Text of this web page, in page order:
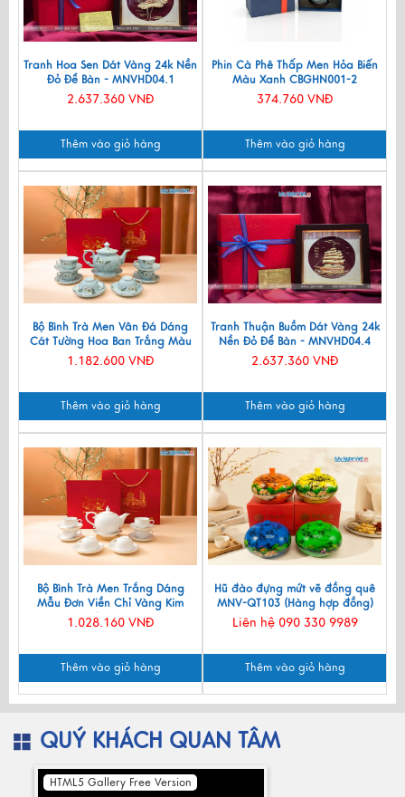
Tranh Hoa Sen Dát Vàng 24k Nền
Đỏ Để Bàn - MNVHD04.1
2.637.360 VNĐ
Thêm vào giỏ hàng
Phin Cà Phê Thấp Men Hỏa Biến
Màu Xanh CBGHN001-2
374.760 VNĐ
Thêm vào giỏ hàng
Bộ Bình Trà Men Vân Đá Dáng
Cát Tường Hoa Ban Trắng Màu
Xanh Lam VBT12/8
1.182.600 VNĐ
Thêm vào giỏ hàng
Tranh Thuận Buồm Dát Vàng 24k
Nền Đỏ Để Bàn - MNVHD04.4
2.637.360 VNĐ
Thêm vào giỏ hàng
Bộ Bình Trà Men Trắng Dáng
Mẫu Đơn Viền Chỉ Vàng Kim
550ml BT001-7.2
1.028.160 VNĐ
Thêm vào giỏ hàng
Hũ đào đựng mứt vẽ đồng quê
MNV-QT103 (Hàng hợp đồng)
Liên hệ 090 330 9989
Thêm vào giỏ hàng
QUÝ KHÁCH QUAN TÂM
HTML5 Gallery Free Version